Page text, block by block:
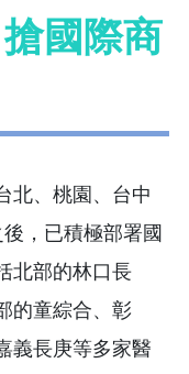
國際商
北、桃園、台中
，已積極部署國
北部的林口長
的童綜合、彰
義長庚等多家醫